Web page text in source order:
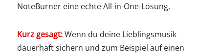
NoteBurner eine echte All-in-One-Lösung.
Kurz gesagt:Wenn du deine Lieblingsmusik
dauerhaft sichern und zum Beispiel auf einen